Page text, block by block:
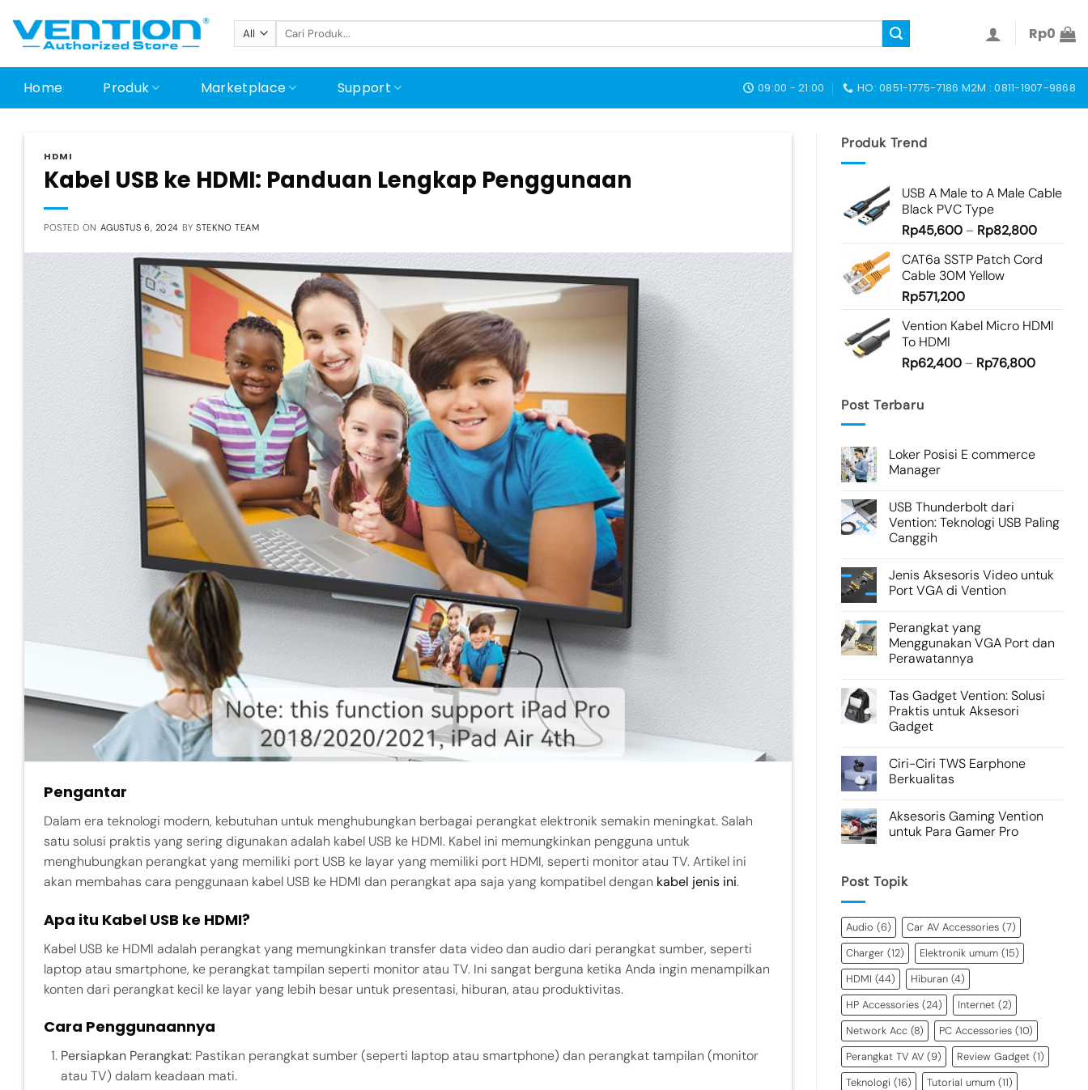
content
Pencarian
Rp0
Home Produk Marketplace Support 09:00 - 21:00 HO: 0851-1775-7186 M2M : 0811-1907-9868
HDMI
Kabel USB ke HDMI: Panduan Lengkap Penggunaan
POSTED ON AGUSTUS 6, 2024 BYSTEKNO TEAM
Pengantar
Dalam era teknologi modern, kebutuhan untuk menghubungkan berbagai perangkat elektronik semakin meningkat. Salah
satu solusi praktis yang sering digunakan adalah kabel USB ke HDMI. Kabel ini memungkinkan pengguna untuk
menghubungkan perangkat yang memiliki port USB ke layar yang memiliki port HDMI, seperti monitor atau TV. Artikel ini
akan membahas cara penggunaan kabel USB ke HDMI dan perangkat apa saja yang kompatibel dengan kabel jenis ini.
Apa itu Kabel USB ke HDMI?
Kabel USB ke HDMI adalah perangkat yang memungkinkan transfer data video dan audio dari perangkat sumber, seperti
laptop atau smartphone, ke perangkat tampilan seperti monitor atau TV. Ini sangat berguna ketika Anda ingin menampilkan
konten dari perangkat kecil ke layar yang lebih besar untuk presentasi, hiburan, atau produktivitas.
Cara Penggunaannya
Persiapkan Perangkat: Pastikan perangkat sumber (seperti laptop atau smartphone) dan perangkat tampilan (monitor
atau TV) dalam keadaan mati.
Produk Trend
USB A Male to A Male Cable
Black PVC Type
Rp45,600– Rp82,800
CAT6a SSTP Patch Cord
Cable 30M Yellow
Rp571,200
Vention Kabel Micro HDMI
To HDMI
Rp62,400– Rp76,800
Post Terbaru
Loker Posisi E commerce
Manager
USB Thunderbolt dari
Vention: Teknologi USB Paling
Canggih
Jenis Aksesoris Video untuk
Port VGA di Vention
Perangkat yang
Menggunakan VGA Port dan
Perawatannya
Tas Gadget Vention: Solusi
Praktis untuk Aksesori
Gadget
Ciri-Ciri TWS Earphone
Berkualitas
Aksesoris Gaming Vention
untuk Para Gamer Pro
Post Topik
Audio (6) Car AV Accessories (7)
Charger (12) Elektronik umum (15)
HDMI (44) Hiburan (4)
HP Accessories (24) Internet (2)
Network Acc (8) PC Accessories (10)
Perangkat TV AV (9) Review Gadget (1)
Teknologi (16) Tutorial umum (11)